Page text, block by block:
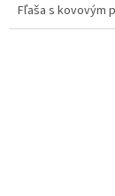
Fľaša s kovovým